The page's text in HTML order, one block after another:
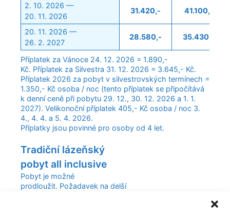
2. 10. 2026 —
20. 11. 2026
31.420,- 41.100,-
20. 11. 2026 —
26. 2. 2027
28.580,- 35.430,-
Příplatek za Vánoce 24. 12. 2026 = 1.890,-
Kč. Příplatek za Silvestra 31. 12. 2026 = 3.645,- Kč.
Příplatek 2026 za pobyt v silvestrovských termínech =
1.350,- Kč osoba / noc (tento příplatek se připočítává
k denní ceně při pobytu 29. 12., 30. 12. 2026 a 1. 1.
2027). Velikonoční příplatek 405,- Kč osoba / noc 3.
4., 4. 4. a 5. 4. 2026.
Příplatky jsou povinné pro osoby od 4 let.
Tradiční lázeňský
pobyt all inclusive
Pobyt je možné
prodloužit. Požadavek na delší